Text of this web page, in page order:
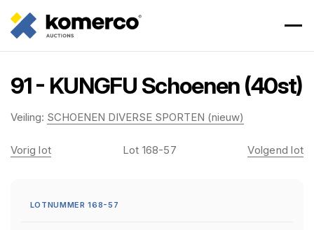
91 - KUNGFU Schoenen (40st)
Veiling: SCHOENEN DIVERSE SPORTEN (nieuw)
Vorig lot Lot 168-57 Volgend lot
LOTNUMMER 168-57